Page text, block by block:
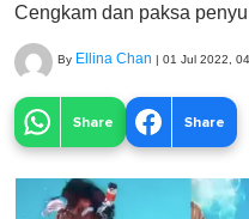
Cengkam dan paksa
By Ellina Chan | 01 Jul 2022,
Share Share